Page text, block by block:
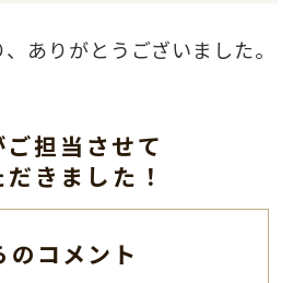
ありがとうございました。
ご担当させて
だきました！
のコメント